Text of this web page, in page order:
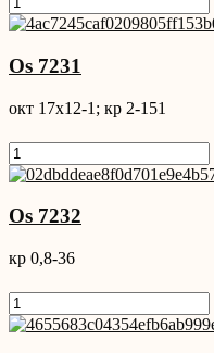
Os 7231
окт 17x12-1; кр 2-151
Os 7232
кр 0,8-36